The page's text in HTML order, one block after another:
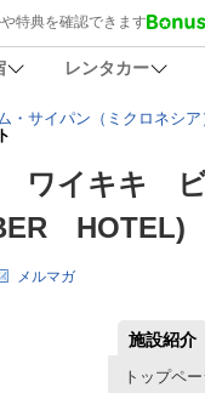
レンタカー
・サイパン（ミクロネシア
ワイキキ
HOTEL)
メルマガ
施設紹介
トップペ